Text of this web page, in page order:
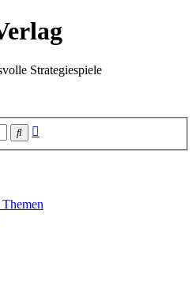
Strategiespiele
Suche